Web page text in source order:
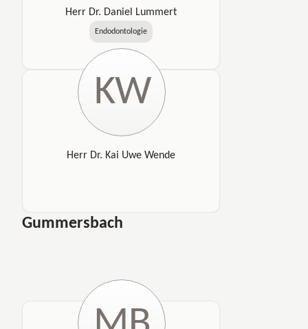
Herr Dr. Daniel Lummert
Endodontologie
KW
Herr Dr. Kai Uwe Wende
Gummersbach